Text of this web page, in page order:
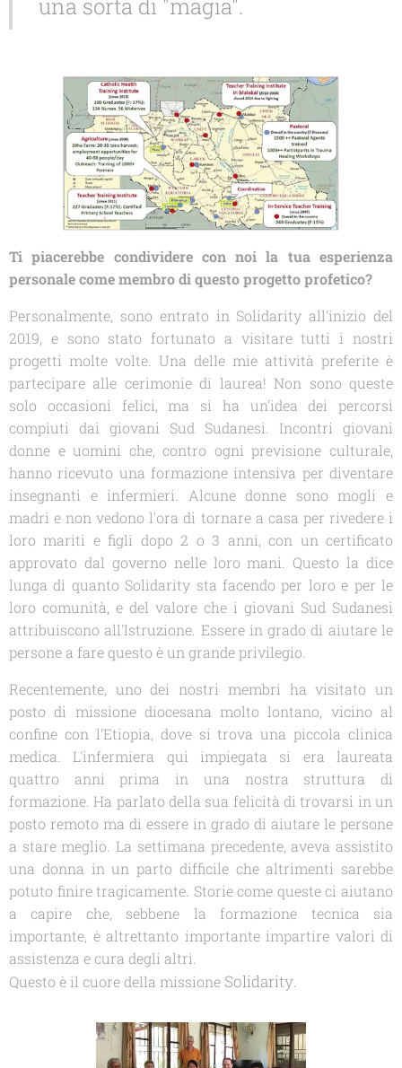
una sorta di "magia".
Ti piacerebbe condividere con noi la tua esperienza
personale come membro di questo progetto profetico?
Personalmente, sono entrato in Solidarity all'inizio del
2019, e sono stato fortunato a visitare tutti i nostri
progetti molte volte. Una delle mie attività preferite è
partecipare alle cerimonie di laurea! Non sono queste
solo occasioni felici, ma si ha un'idea dei percorsi
compiuti dai giovani Sud Sudanesi. Incontri giovani
donne e uomini che, contro ogni previsione culturale,
hanno ricevuto una formazione intensiva per diventare
insegnanti e infermieri. Alcune donne sono mogli e
madri e non vedono l'ora di tornare a casa per rivedere i
loro mariti e figli dopo 2 o 3 anni, con un certificato
approvato dal governo nelle loro mani. Questo la dice
lunga di quanto Solidarity sta facendo per loro e per le
loro comunità, e del valore che i giovani Sud Sudanesi
attribuiscono all'Istruzione. Essere in grado di aiutare le
persone a fare questo è un grande privilegio.
Recentemente, uno dei nostri membri ha visitato un
posto di missione diocesana molto lontano, vicino al
confine con l'Etiopia, dove si trova una piccola clinica
medica. L'infermiera qui impiegata si era laureata
quattro anni prima in una nostra struttura di
formazione. Ha parlato della sua felicità di trovarsi in un
posto remoto ma di essere in grado di aiutare le persone
a stare meglio. La settimana precedente, aveva assistito
una donna in un parto difficile che altrimenti sarebbe
potuto finire tragicamente. Storie come queste ci aiutano
a capire che, sebbene la formazione tecnica sia
importante, è altrettanto importante impartire valori di
assistenza e cura degli altri.
Questo è il cuore della missione Solidarity.